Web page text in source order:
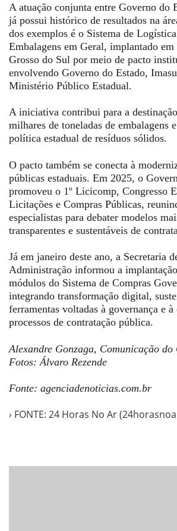
A atuação conjunta entre Governo do
já possui histórico de resultados na
dos exemplos é o Sistema de
Embalagens em Geral, implantado
Grosso do Sul por meio de pacto
envolvendo Governo do Estado,
Ministério Público Estadual.
A iniciativa contribui para a
milhares de toneladas de embalagens
política estadual de resíduos sólidos.
O pacto também se conecta à
públicas estaduais. Em 2025, o
promoveu o 1º Licicomp, Congresso
Licitações e Compras Públicas,
especialistas para debater modelos
transparentes e sustentáveis de
Já em janeiro deste ano, a Secretaria
Administração informou a
módulos do Sistema de Compras
integrando transformação digital,
ferramentas voltadas à governança e
processos de contratação pública.
Alexandre Gonzaga, Comunicação do
Fotos: Álvaro Rezende
Fonte: agenciadenoticias.com.br
› FONTE: 24 Horas No Ar